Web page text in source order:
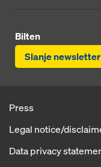
Bilten
Slanje newsletter
Press
Legal notice/
Data privacy